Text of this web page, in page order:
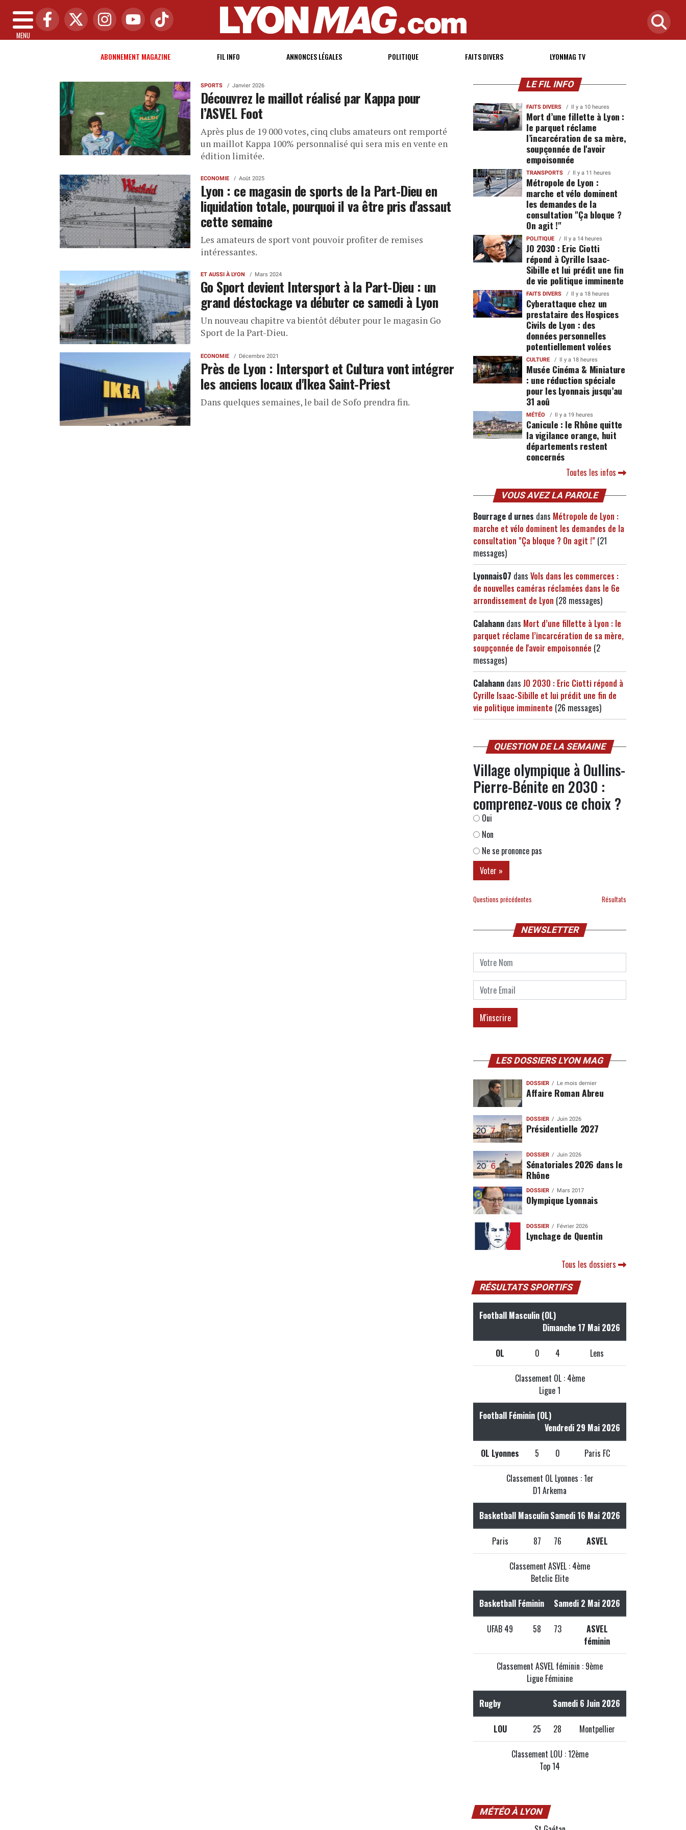
MENU
ABONNEMENT MAGAZINE FIL INFO ANNONCES LÉGALES POLITIQUE FAITS DIVERS LYONMAG TV
SPORTS Janvier 2026
Découvrez le maillot réalisé par Kappa pour
l’ASVEL Foot
Après plus de 19 000 votes, cinq clubs amateurs ont remporté
un maillot Kappa 100% personnalisé qui sera mis en vente en
édition limitée.
ECONOMIE Août 2025
Lyon : ce magasin de sports de la Part-Dieu en
liquidation totale, pourquoi il va être pris d'assaut
cette semaine
Les amateurs de sport vont pouvoir profiter de remises
intéressantes.
ET AUSSI À LYON Mars 2024
Go Sport devient Intersport à la Part-Dieu : un
grand déstockage va débuter ce samedi à Lyon
Un nouveau chapitre va bientôt débuter pour le magasin Go
Sport de la Part-Dieu.
ECONOMIE Décembre 2021
Près de Lyon : Intersport et Cultura vont intégrer
les anciens locaux d'Ikea Saint-Priest
Dans quelques semaines, le bail de Sofo prendra fin.
LE FIL INFO
FAITS DIVERS Il y a 10 heures
Mort d’une fillette à Lyon :
le parquet réclame
l’incarcération de sa mère,
soupçonnée de l'avoir
empoisonnée
TRANSPORTS Il y a 11 heures
Métropole de Lyon :
marche et vélo dominent
les demandes de la
consultation "Ça bloque ?
On agit !"
POLITIQUE Il y a 14 heures
JO 2030 : Eric Ciotti
répond à Cyrille Isaac-
Sibille et lui prédit une fin
de vie politique imminente
FAITS DIVERS Il y a 18 heures
Cyberattaque chez un
prestataire des Hospices
Civils de Lyon : des
données personnelles
potentiellement volées
CULTURE Il y a 18 heures
Musée Cinéma & Miniature
: une réduction spéciale
pour les Lyonnais jusqu’au
31 aoû
MÉTÉO Il y a 19 heures
Canicule : le Rhône quitte
la vigilance orange, huit
départements restent
concernés
Toutes les infos
VOUS AVEZ LA PAROLE
Bourrage d urnes dans Métropole de Lyon :
marche et vélo dominent les demandes de la
consultation "Ça bloque ? On agit !" (21
messages)
Lyonnais07 dans Vols dans les commerces :
de nouvelles caméras réclamées dans le 6e
arrondissement de Lyon (28 messages)
Calahann dans Mort d’une fillette à Lyon : le
parquet réclame l’incarcération de sa mère,
soupçonnée de l'avoir empoisonnée (2
messages)
Calahann dans JO 2030 : Eric Ciotti répond à
Cyrille Isaac-Sibille et lui prédit une fin de
vie politique imminente (26 messages)
QUESTION DE LA SEMAINE
Village olympique à Oullins-
Pierre-Bénite en 2030 :
comprenez-vous ce choix ?
Oui
Non
Ne se prononce pas
Questions précédentes Résultats
NEWSLETTER
LES DOSSIERS LYON MAG
DOSSIER Le mois dernier
Affaire Roman Abreu
DOSSIER Juin 2026
Présidentielle 2027
DOSSIER Juin 2026
Sénatoriales 2026 dans le
Rhône
DOSSIER Mars 2017
Olympique Lyonnais
DOSSIER Février 2026
Lynchage de Quentin
Tous les dossiers
RÉSULTATS SPORTIFS
Football Masculin (OL)
Dimanche 17 Mai 2026
OL 0 4 Lens
Classement OL : 4ème
Ligue 1
Football Féminin (OL)
Vendredi 29 Mai 2026
OL Lyonnes 5 0 Paris FC
Classement OL Lyonnes : 1er
D1 Arkema
Basketball MasculinSamedi 16 Mai 2026
Paris 87 76 ASVEL
Classement ASVEL : 4ème
Betclic Elite
Basketball Féminin Samedi 2 Mai 2026
UFAB 49 58 73
ASVEL
féminin
Classement ASVEL féminin : 9ème
Ligue Féminine
Rugby Samedi 6 Juin 2026
LOU 25 28 Montpellier
Classement LOU : 12ème
Top 14
MÉTÉO À LYON